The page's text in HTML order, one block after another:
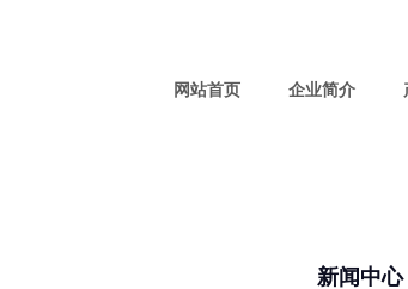
新闻中心
网站首页 企业简介